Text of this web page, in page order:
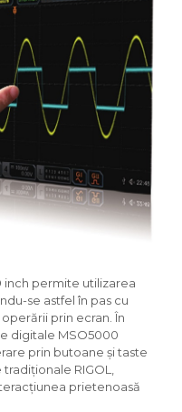
inch permite utilizarea
se astfel în pas cu
prin ecran. În
digitale MSO5000
prin butoane și taste
RIGOL,
prietenoasă